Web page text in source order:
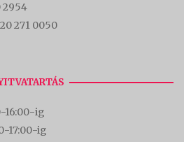
2954
271 0050
16:00-ig
17:00-ig